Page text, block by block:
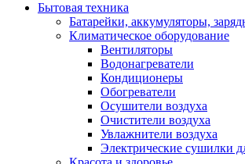
Бытовая техника
Батарейки, аккумуляторы,
Климатическое оборудование
Вентиляторы
Водонагреватели
Кондиционеры
Обогреватели
Осушители воздуха
Очистители воздуха
Увлажнители воздуха
Электрические сушилки